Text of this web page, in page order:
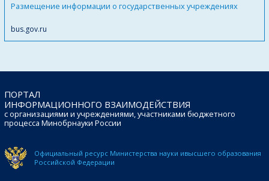
Размещение информации о государственных учреждениях
bus.gov.ru
ПОРТАЛ
ИНФОРМАЦИОННОГО ВЗАИМОДЕЙСТВИЯ
с организациями и учреждениями, участниками бюджетного
процесса Минобрнауки России
Официальный ресурс Министерства науки ивысшего образования
Российской Федерации